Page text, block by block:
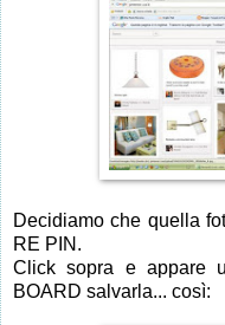
Decidiamo che quella
RE PIN.
Click sopra e appare
BOARD salvarla... così: